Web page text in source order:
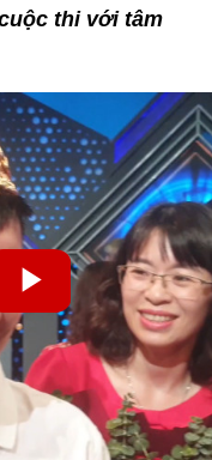
thi với tâm